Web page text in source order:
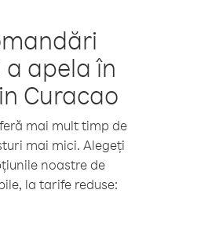
apela în
Curacao
mai mult timp de
mai mici. Alegeți
noastre de
la tarife reduse: